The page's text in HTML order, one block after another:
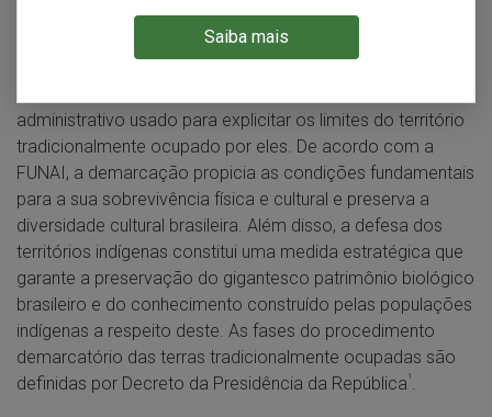
Saiba mais
necessárias ao seu bem-estar e a sua reprodução física e
cultural, segundo seus usos, costumes e tradições".
administrativo usado para explicitar os limites do território
tradicionalmente ocupado por eles. De acordo com a
FUNAI, a demarcação propicia as condições fundamentais
para a sua sobrevivência física e cultural e preserva a
diversidade cultural brasileira. Além disso, a defesa dos
territórios indígenas constitui uma medida estratégica que
garante a preservação do gigantesco patrimônio biológico
brasileiro e do conhecimento construído pelas populações
indígenas a respeito deste. As fases do procedimento
demarcatório das terras tradicionalmente ocupadas são
definidas por Decreto da Presidência da República¹.